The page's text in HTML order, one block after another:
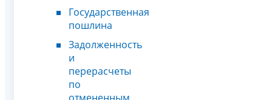
Государственная
пошлина
Задолженность
и
перерасчеты
по